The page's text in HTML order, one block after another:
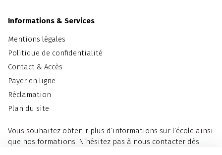
Informations & Services
Mentions légales
Politique de confidentialité
Contact & Accès
Payer en ligne
Réclamation
Plan du site
Vous souhaitez obtenir plus d’informations sur l’école ainsi
que nos formations. N’hésitez pas à nous contacter dès